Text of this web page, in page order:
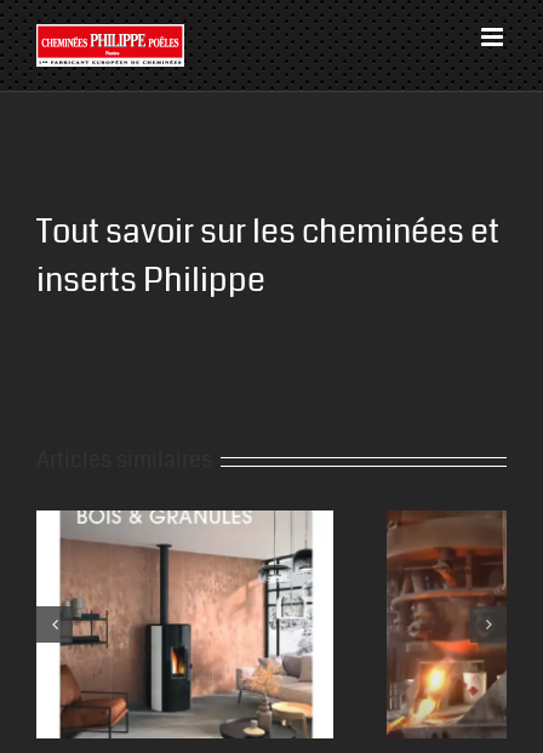
Passer
au
contenu
Tout savoir sur les cheminées et
inserts Philippe